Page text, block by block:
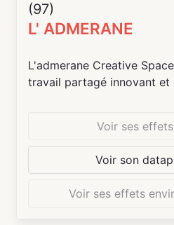
(97)
L' ADMERANE
L'admerane Creative
travail partagé innovant et
Voir ses
Voir son
Voir ses effets